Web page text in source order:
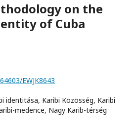
on the
of Cuba
EWJK8643
identitása, Karibi Közösség, Karibi
medence, Nagy Karib-térség